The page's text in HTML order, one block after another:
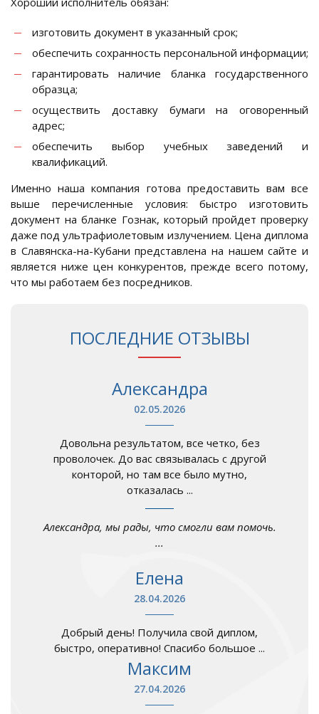
изготовить документ в указанный срок;
обеспечить сохранность персональной информации;
гарантировать наличие бланка государственного
образца;
осуществить доставку бумаги на оговоренный
адрес;
обеспечить выбор учебных заведений и
квалификаций.
Именно наша компания готова предоставить вам все
выше перечисленные условия: быстро изготовить
документ на бланке Гознак, который пройдет проверку
даже под ультрафиолетовым излучением. Цена диплома
в Славянска-на-Кубани представлена на нашем сайте и
является ниже цен конкурентов, прежде всего потому,
что мы работаем без посредников.
ПОСЛЕДНИЕ ОТЗЫВЫ
Александра
02.05.2026
Довольна результатом, все четко, без
проволочек. До вас связывалась с другой
конторой, но там все было мутно,
отказалась ...
Александра, мы рады, что смогли вам помочь.
...
Елена
28.04.2026
Добрый день! Получила свой диплом,
быстро, оперативно! Спасибо большое ...
Максим
27.04.2026